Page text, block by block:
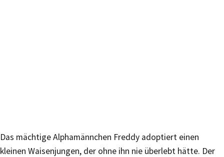
Das mächtige Alphamännchen Freddy adoptiert einen
kleinen Waisenjungen, der ohne ihn nie überlebt hätte. Der